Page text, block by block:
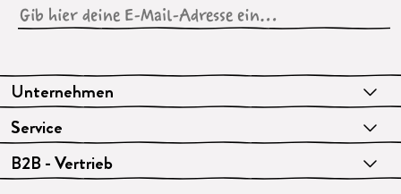
Unternehmen
Service
B2B - Vertrieb